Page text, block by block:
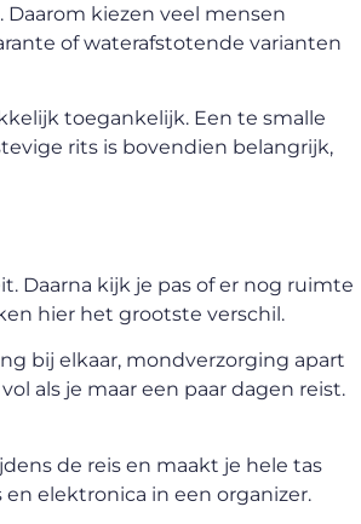
kiezen veel mensen
of waterafstotende varianten
toegankelijk. Een te smalle
rits is bovendien belangrijk,
Daarna kijk je pas of er nog ruimte
hier het grootste verschil.
bij elkaar, mondverzorging apart
als je maar een paar dagen reist.
de reis en maakt je hele tas
elektronica in een organizer.